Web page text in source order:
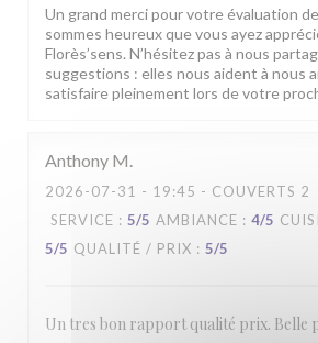
Un grand merci pour votre évaluation
sommes heureux que vous ayez
Florès’sens. N’hésitez pas à nous
suggestions : elles nous aident à nous
satisfaire pleinement lors de votre
Anthony M
2026-07-31 - 19:45 - COUVERTS 2
SERVICE : 5/5 AMBIANCE : 4/5
5/5 QUALITÉ / PRIX : 5/5
Un tres bon rapport qualité prix. Belle